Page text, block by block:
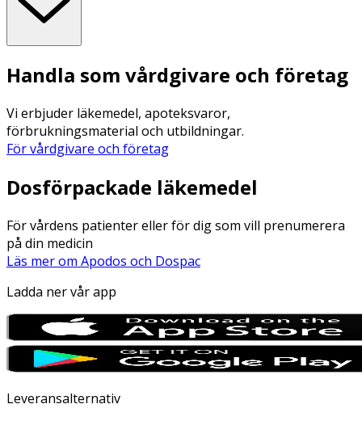
Handla som vårdgivare och företag
Vi erbjuder läkemedel, apoteksvaror,
förbrukningsmaterial och utbildningar.
För vårdgivare och företag
Dosförpackade läkemedel
För vårdens patienter eller för dig som vill prenumerera
på din medicin
Läs mer om Apodos och Dospac
Ladda ner vår app
Leveransalternativ